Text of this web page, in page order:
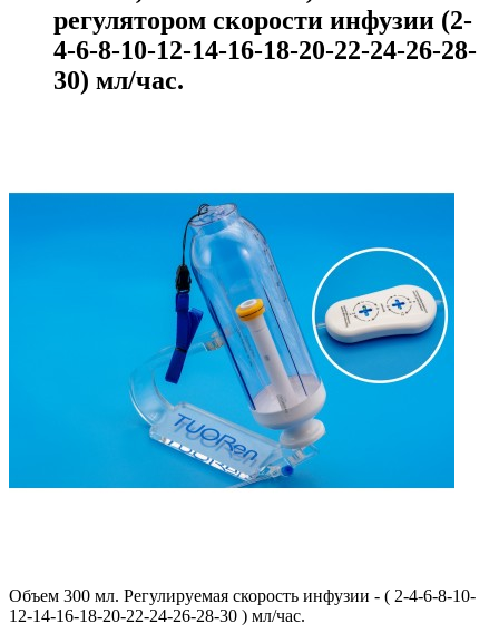
регулятором скорости инфузии (2-
4-6-8-10-12-14-16-18-20-22-24-26-28-
30) мл/час.
Объем 300 мл. Регулируемая скорость инфузии - ( 2-4-6-8-10-
12-14-16-18-20-22-24-26-28-30 ) мл/час.